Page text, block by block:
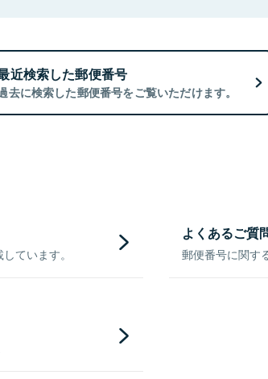
近検索した郵便番号
去に検索した郵便番号をご覧いただけます。
ています。
よくあるご質
郵便番号に関す